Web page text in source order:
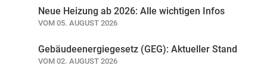
Neue Heizung ab 2026: Alle wichtigen Infos
VOM 05. AUGUST 2026
Gebäudeenergiegesetz (GEG): Aktueller Stand
VOM 02. AUGUST 2026